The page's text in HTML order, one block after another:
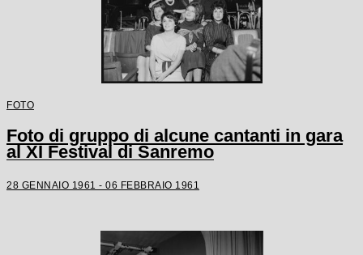
FOTO
Foto di gruppo di alcune cantanti in gara
al XI Festival di Sanremo
28 GENNAIO 1961 - 06 FEBBRAIO 1961